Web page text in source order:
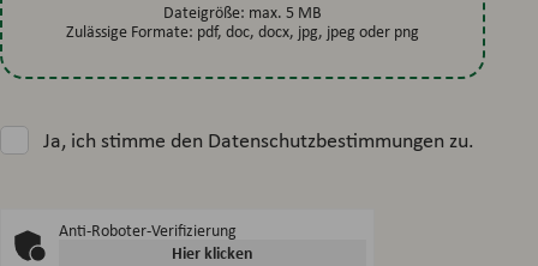
Dateigröße: max. 5 MB
Zulässige Formate: pdf, doc, docx, jpg, jpeg oder png
Ja, ich stimme den Datenschutzbestimmungen zu.
Anti-Roboter-Verifizierung
Hier klicken